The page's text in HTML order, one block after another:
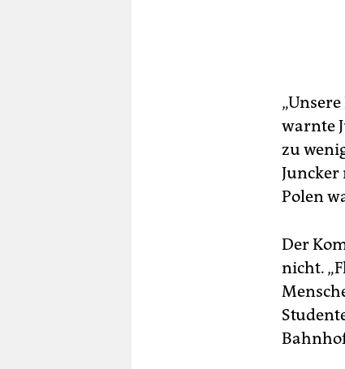
warnte
zu
Juncker
Polen
Der
nicht.